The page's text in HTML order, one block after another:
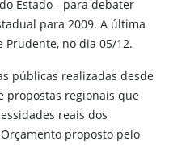
Estado - para debater
para 2009. A última
Prudente, no dia 05/12.
públicas realizadas desde
propostas regionais que
reais dos
proposto pelo